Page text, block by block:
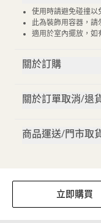
使用時請避免碰撞以
此為裝飾用容器，請
適用於室內擺放，如
關於訂購
關於訂單取消/退
商品運送/門市取
立即購買